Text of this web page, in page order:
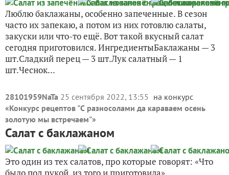
Люблю баклажаны, особенно запеченные. В сезон
часто их запекаю, а потом из них готовлю салаты,
закуски или что-то ещё. Вот такой вкусный салат
сегодня приготовился. ИнгредиентыБаклажаны — 3
шт.Сладкий перец — 3 шт.Лук салатный — 1
шт.Чеснок...
28101959NaTa 25 сентября 2022, 13:55 на конкурс
«Конкурс рецептов "С разносолами да караваем осень
золотую мы встречаем"»
Салат с баклажаном
Это один из тех салатов, про которые говорят: «Что